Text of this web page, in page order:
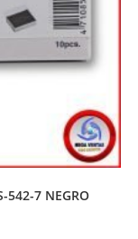
542-7 NEGRO